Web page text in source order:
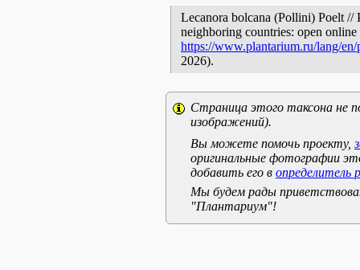
Lecanora bolcana (Pollini) Poelt //
neighboring countries: open
https://www.plantarium.ru/lang/
2026).
Страница этого таксона не
изображений).
Вы можете помочь проекту,
оригинальные фотографии
добавить его в определитель
Мы будем рады
"Плантариум"!